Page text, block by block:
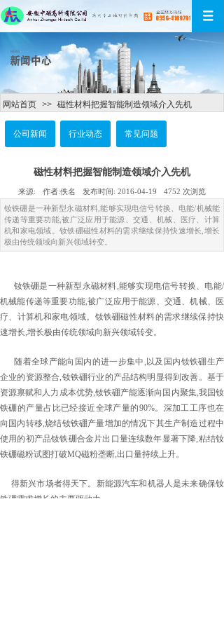
网站首页 >> 磁性材料把握智能制造领域介入先机
公司新闻 常见问题
行业动态
磁性材料把握智能制造领域介入先机
来源: 作者:佚名 发布时间: 2016-04-19 4752 次浏览
钕铁硼是一种新型永磁材料,能够实现电信号转换、电能/机械能
传递等重要功能,被广泛应用于能源、交通、机械、医疗、计算
机和家电领域。钕铁硼磁性材料的需求继续保持快速增长,增长
极由传统领域向新兴领域转变。
钕铁硼是一种新型永磁材料,能够实现电信号转换、电能/
机械能传递等重要功能,被广泛应用于能源、交通、机械、医
疗、计算机和家电领域。钕铁硼磁性材料的需求继续保持快
速增长,增长极由传统领域向新兴领域转变。
随着全球产能向国内的进一步集中,以及国内钕铁硼生产
企业的资源整合,钕铁硼行业的产品结构明显得到改善。基于
资源禀赋和人力成本优势,钕铁硼产能逐渐向国内聚集,我国钕
铁硼的产量占比已经接近全球产量的90%。深加工工序也在
向国内转移,烧结钕铁硼产量增加的情况下其生产制造过程中
使用的初产品钕铁硼合金片出口量连续数年显著下降,粘结钕
铁硼磁粉试图打破MQ磁粉垄断,出口量持续上升。
得新兴市场者得天下。新能源汽车和机器人是未来确保钕
铁硼需求增长的主要驱动力。